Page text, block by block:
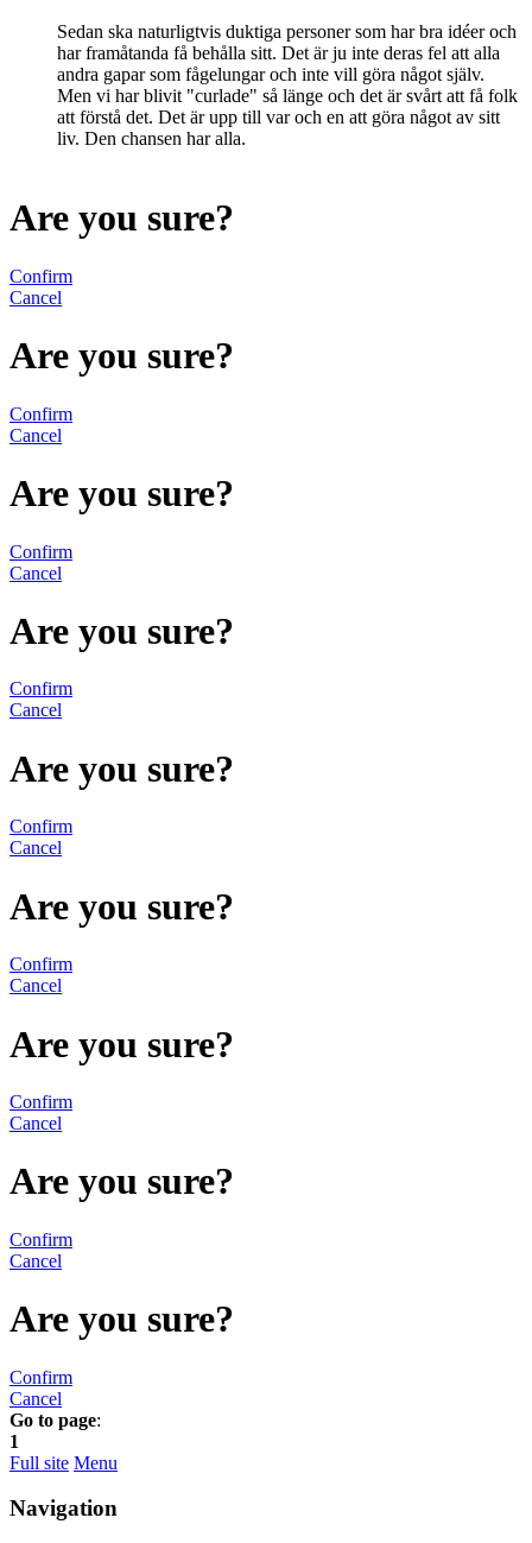
Sedan ska naturligtvis duktiga personer som har bra idéer och
har framåtanda få behålla sitt. Det är ju inte deras fel att alla
andra gapar som fågelungar och inte vill göra något själv.
Men vi har blivit "curlade" så länge och det är svårt att få folk
att förstå det. Det är upp till var och en att göra något av sitt
liv. Den chansen har alla.
Are you sure?
Confirm
Cancel
Are you sure?
Confirm
Cancel
Are you sure?
Confirm
Cancel
Are you sure?
Confirm
Cancel
Are you sure?
Confirm
Cancel
Are you sure?
Confirm
Cancel
Are you sure?
Confirm
Cancel
Are you sure?
Confirm
Cancel
Are you sure?
Confirm
Cancel
Go to page:
1
Full site Menu
Navigation